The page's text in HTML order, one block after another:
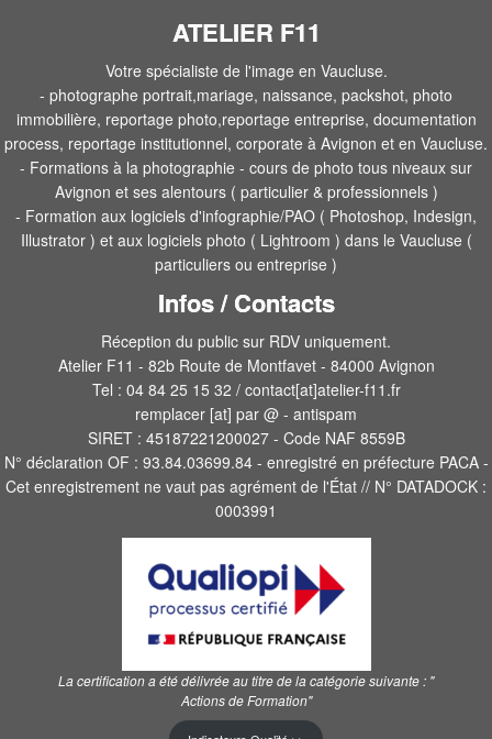
ATELIER F11
Votre spécialiste de l'image en Vaucluse.
- photographe portrait,mariage, naissance, packshot, photo
immobilière, reportage photo,reportage entreprise, documentation
process, reportage institutionnel, corporate à Avignon et en Vaucluse.
- Formations à la photographie - cours de photo tous niveaux sur
Avignon et ses alentours ( particulier & professionnels )
- Formation aux logiciels d'infographie/PAO ( Photoshop, Indesign,
Illustrator ) et aux logiciels photo ( Lightroom ) dans le Vaucluse (
particuliers ou entreprise )
Infos / Contacts
Réception du public sur RDV uniquement.
Atelier F11 - 82b Route de Montfavet - 84000 Avignon
Tel : 04 84 25 15 32 / contact[at]atelier-f11.fr
remplacer [at] par @ - antispam
SIRET : 45187221200027 - Code NAF 8559B
N° déclaration OF : 93.84.03699.84 - enregistré en préfecture PACA -
Cet enregistrement ne vaut pas agrément de l'État // N° DATADOCK :
0003991
La certification a été délivrée au titre de la catégorie suivante : "
Actions de Formation"